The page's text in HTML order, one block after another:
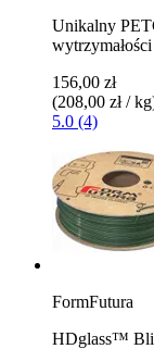
Unikalny
wytrzymałości
156,00 zł
(208,00 zł /
5.0 (4)
FormFutura
HDglass™